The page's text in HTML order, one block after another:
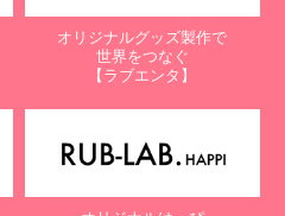
び、苦情の解決の申出先】
推進協会
丁目9番9号 六本木ファースト
オリジナルグッズ製作で
世界をつなぐ
【ラブエンタ】